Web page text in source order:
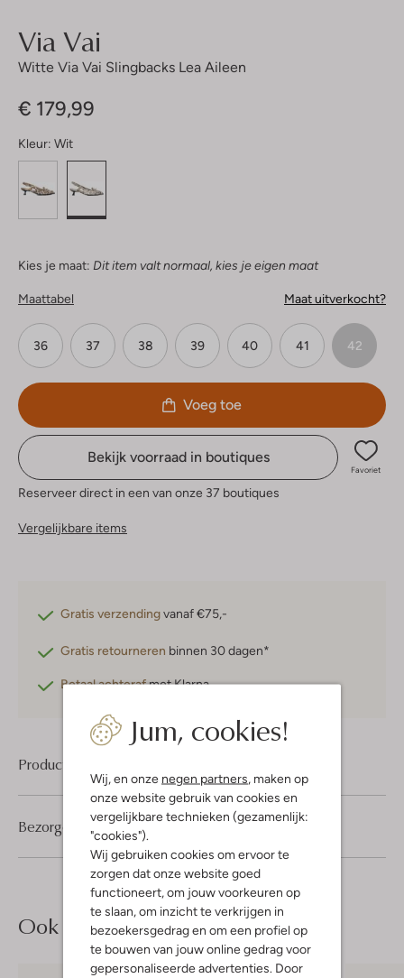
Jum, cookies!
Wij, en onze negen partners, maken op
onze website gebruik van cookies en
vergelijkbare technieken (gezamenlijk:
"cookies").
Wij gebruiken cookies om ervoor te
zorgen dat onze website goed
functioneert, om jouw voorkeuren op
te slaan, om inzicht te verkrijgen in
bezoekersgedrag en om een profiel op
te bouwen van jouw online gedrag voor
gepersonaliseerde advertenties. Door
Via Vai
Witte Via Vai Slingbacks Lea Aileen
€ 179,99
Kleur: Wit
Kies je maat: Dit item valt normaal, kies je eigen maat
Maattabel Maat uitverkocht?
36 37 38 39 40 41 42
Voeg toe
Bekijk voorraad in boutiques
Favoriet
Reserveer direct in een van onze 37 boutiques
Vergelijkbare items
Gratis verzendingvanaf €75,-
Gratis retourneren binnen 30 dagen*
Betaal achterafmet Klarna
Product informatie
Bezorgen & retourneren
Ook iets voor jou?